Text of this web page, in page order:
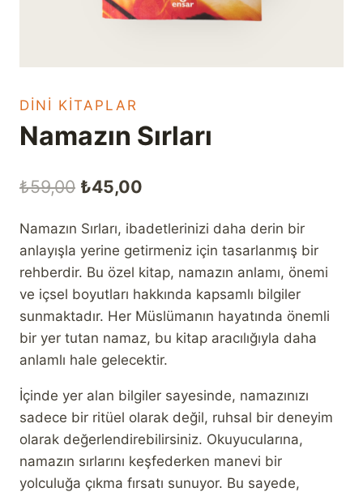
DINI KITAPLAR
Namazın Sırları
₺59,00 Orijinal
₺59,00.
₺45,00
fiyat:
₺45,00.
Namazın Sırları, ibadetlerinizi daha derin bir
anlayışla yerine getirmeniz için tasarlanmış bir
rehberdir. Bu özel kitap, namazın anlamı, önemi
ve içsel boyutları hakkında kapsamlı bilgiler
sunmaktadır. Her Müslümanın hayatında önemli
bir yer tutan namaz, bu kitap aracılığıyla daha
anlamlı hale gelecektir.
İçinde yer alan bilgiler sayesinde, namazınızı
sadece bir ritüel olarak değil, ruhsal bir deneyim
olarak değerlendirebilirsiniz. Okuyucularına,
namazın sırlarını keşfederken manevi bir
yolculuğa çıkma fırsatı sunuyor. Bu sayede,